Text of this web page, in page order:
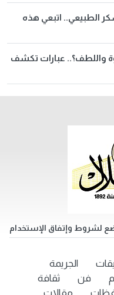
الطبيعي.. اتبعي هذه
واللطف؟.. عبارات تكشف
لشروط وإتفاق الإستخدام
الجريمة
فن
ثقافة